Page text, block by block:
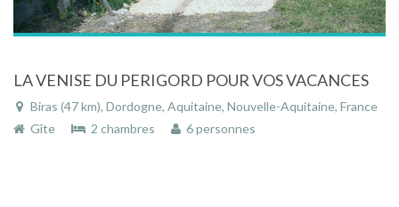
LA VENISE DU PERIGORD POUR VOS VACANCES
Biras (47 km), Dordogne, Aquitaine, Nouvelle-Aquitaine, France
Gîte
2 chambres 6 personnes